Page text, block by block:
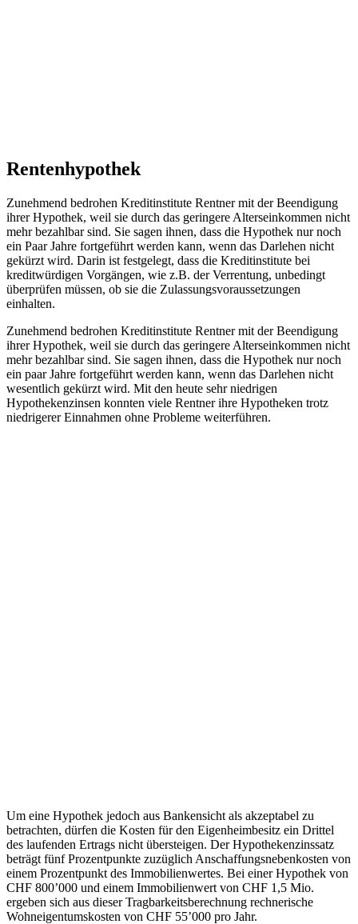
Rentenhypothek
Zunehmend bedrohen Kreditinstitute Rentner mit der Beendigung
ihrer Hypothek, weil sie durch das geringere Alterseinkommen nicht
mehr bezahlbar sind. Sie sagen ihnen, dass die Hypothek nur noch
ein Paar Jahre fortgeführt werden kann, wenn das Darlehen nicht
gekürzt wird. Darin ist festgelegt, dass die Kreditinstitute bei
kreditwürdigen Vorgängen, wie z.B. der Verrentung, unbedingt
überprüfen müssen, ob sie die Zulassungsvoraussetzungen
einhalten.
Zunehmend bedrohen Kreditinstitute Rentner mit der Beendigung
ihrer Hypothek, weil sie durch das geringere Alterseinkommen nicht
mehr bezahlbar sind. Sie sagen ihnen, dass die Hypothek nur noch
ein paar Jahre fortgeführt werden kann, wenn das Darlehen nicht
wesentlich gekürzt wird. Mit den heute sehr niedrigen
Hypothekenzinsen konnten viele Rentner ihre Hypotheken trotz
niedrigerer Einnahmen ohne Probleme weiterführen.
Um eine Hypothek jedoch aus Bankensicht als akzeptabel zu
betrachten, dürfen die Kosten für den Eigenheimbesitz ein Drittel
des laufenden Ertrags nicht übersteigen. Der Hypothekenzinssatz
beträgt fünf Prozentpunkte zuzüglich Anschaffungsnebenkosten von
einem Prozentpunkt des Immobilienwertes. Bei einer Hypothek von
CHF 800’000 und einem Immobilienwert von CHF 1,5 Mio.
ergeben sich aus dieser Tragbarkeitsberechnung rechnerische
Wohneigentumskosten von CHF 55’000 pro Jahr.